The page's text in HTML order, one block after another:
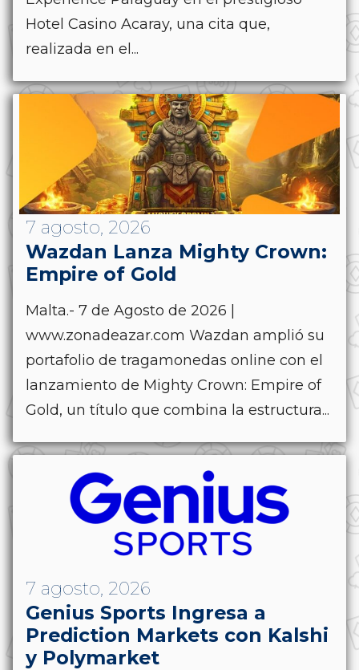
Hotel Casino Acaray, una cita que,
realizada en el...
7 agosto, 2026
Wazdan Lanza Mighty Crown:
Empire of Gold
Malta.- 7 de Agosto de 2026 |
www.zonadeazar.com Wazdan amplió su
portafolio de tragamonedas online con el
lanzamiento de Mighty Crown: Empire of
Gold, un título que combina la estructura...
7 agosto, 2026
Genius Sports Ingresa a
Prediction Markets con Kalshi
y Polymarket